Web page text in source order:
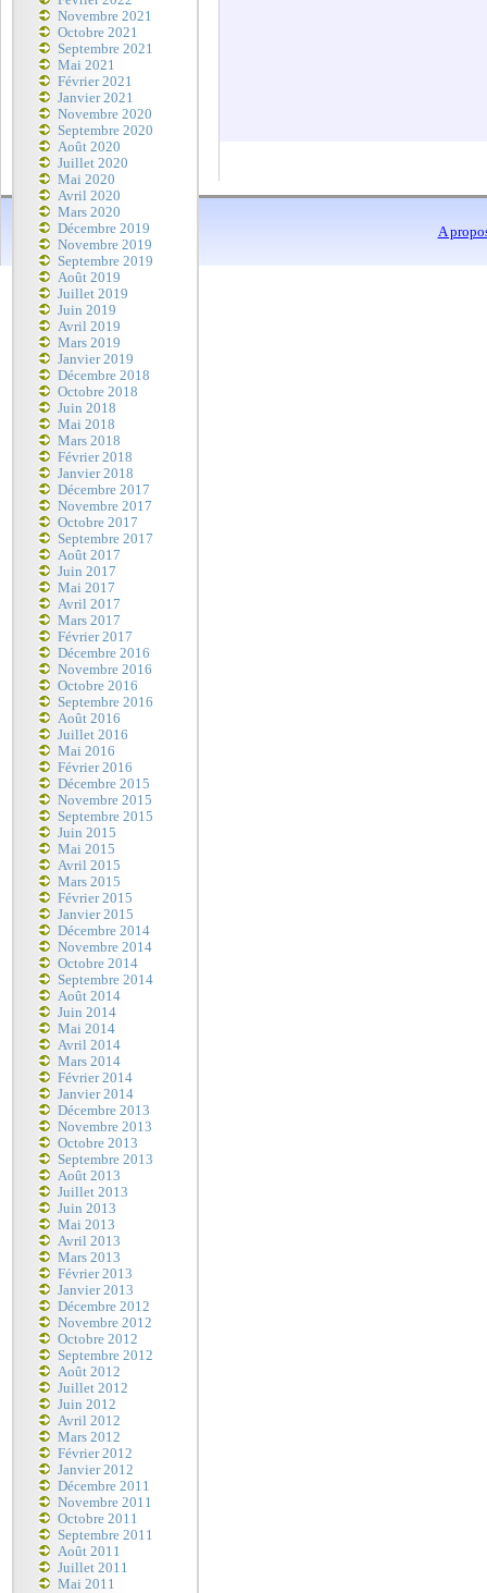
Novembre 2021
Octobre 2021
Septembre 2021
Mai 2021
Février 2021
Janvier 2021
Novembre 2020
Septembre 2020
Août 2020
Juillet 2020
Mai 2020
Avril 2020
Mars 2020
Décembre 2019
Novembre 2019
Septembre 2019
Août 2019
Juillet 2019
Juin 2019
Avril 2019
Mars 2019
Janvier 2019
Décembre 2018
Octobre 2018
Juin 2018
Mai 2018
Mars 2018
Février 2018
Janvier 2018
Décembre 2017
Novembre 2017
Octobre 2017
Septembre 2017
Août 2017
Juin 2017
Mai 2017
Avril 2017
Mars 2017
Février 2017
Décembre 2016
Novembre 2016
Octobre 2016
Septembre 2016
Août 2016
Juillet 2016
Mai 2016
Février 2016
Décembre 2015
Novembre 2015
Septembre 2015
Juin 2015
Mai 2015
Avril 2015
Mars 2015
Février 2015
Janvier 2015
Décembre 2014
Novembre 2014
Octobre 2014
Septembre 2014
Août 2014
Juin 2014
Mai 2014
Avril 2014
Mars 2014
Février 2014
Janvier 2014
Décembre 2013
Novembre 2013
Octobre 2013
Septembre 2013
Août 2013
Juillet 2013
Juin 2013
Mai 2013
Avril 2013
Mars 2013
Février 2013
Janvier 2013
Décembre 2012
Novembre 2012
Octobre 2012
Septembre 2012
Août 2012
Juillet 2012
Juin 2012
Avril 2012
Mars 2012
Février 2012
Janvier 2012
Décembre 2011
Novembre 2011
Octobre 2011
Septembre 2011
Août 2011
Juillet 2011
Mai 2011
A